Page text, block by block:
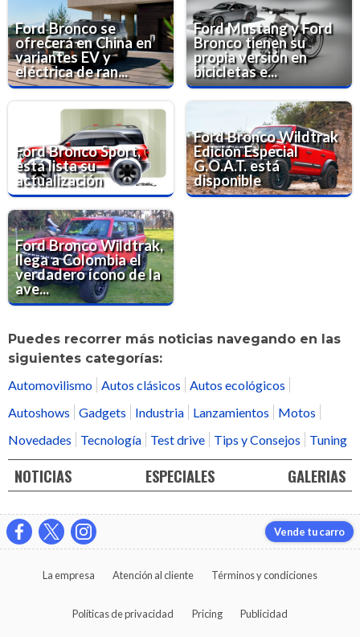
Ford Bronco se
ofrecerá en China en
variantes EV y
eléctrica de ran...
Ford Mustang y Ford
Bronco tienen su
propia versión en
bicicletas e...
Ford Bronco Sport,
está lista su
actualización
Ford Bronco Wildtrak
Edición Especial
G.O.A.T. está
disponible
Ford Bronco Wildtrak,
llega a Colombia el
verdadero ícono de la
ave...
Puedes recorrer más noticias navegando en las
siguientes categorías:
Automovilismo Autos clásicos
Autos ecológicos
Autoshows
Gadgets Industria Lanzamientos
Motos
Novedades
Tecnología Test drive Tips y Consejos Tuning
NOTICIAS ESPECIALES GALERIAS
Vende tu carro
La empresa Atención al cliente Términos y condiciones
Políticas de privacidad Pricing Publicidad